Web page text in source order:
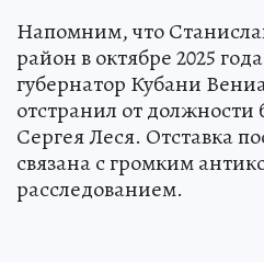
Напомним, что
район в октябре 2025
губернатор Кубани
отстранил от
Сергея Леся. Отставка
связана с громким
расследованием.